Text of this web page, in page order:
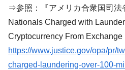
『Money1』
JPモルガン「韓
『Money1』
韓国『国民年金
『Money1』
韓国政府「ニセ
⇒参照：『アメリカ合衆国司法
Nationals Charged with
Cryptocurrency From Exchange
https://www.justice.gov/opa/pr/
charged-laundering-over-100-